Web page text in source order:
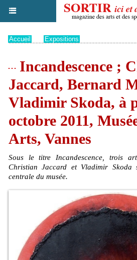
Accueil Expositions
Incandescence ;
Jaccard, Bernard
Vladimir Skoda, à
octobre 2011,
Arts, Vannes
Sous le titre Incandescence, trois
Christian Jaccard et Vladimir
centrale du musée.